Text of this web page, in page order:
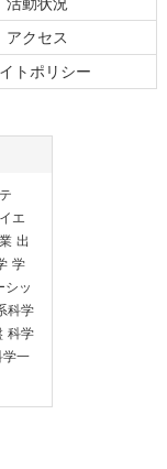
活動状況
アクセス
トポリシー
エ
出
学
シッ
科学
科学
学一